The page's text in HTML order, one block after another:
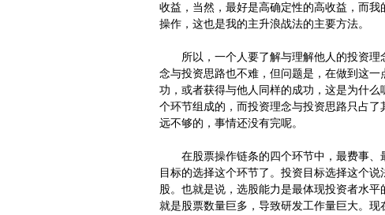
收益，当然，最好是高确定性的高收益，而我
操作，这也是我的主升浪战法的主要方法。
所以，一个人要了解与理解他人的投资理
念与投资思路也不难，但问题是，在做到这
功，或者获得与他人同样的成功，这是为什
个环节组成的，而投资理念与投资思路只占
远不够的，事情还没有完呢。
在股票操作链条的四个环节中，最费事、
目标的选择这个环节了。投资目标选择这个
股。也就是说，选股能力是最体现投资者水
就是股票数量巨多，导致研发工作量巨大。